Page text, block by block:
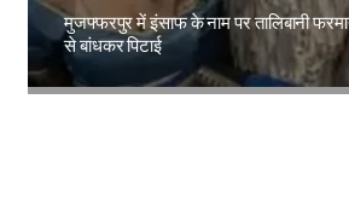
मुजफ्फरपुर में इंसाफ के नाम पर तालिबानी
से बांधकर पिटाई
Amit Lekh